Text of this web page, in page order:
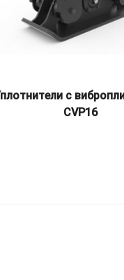
с
CVP16